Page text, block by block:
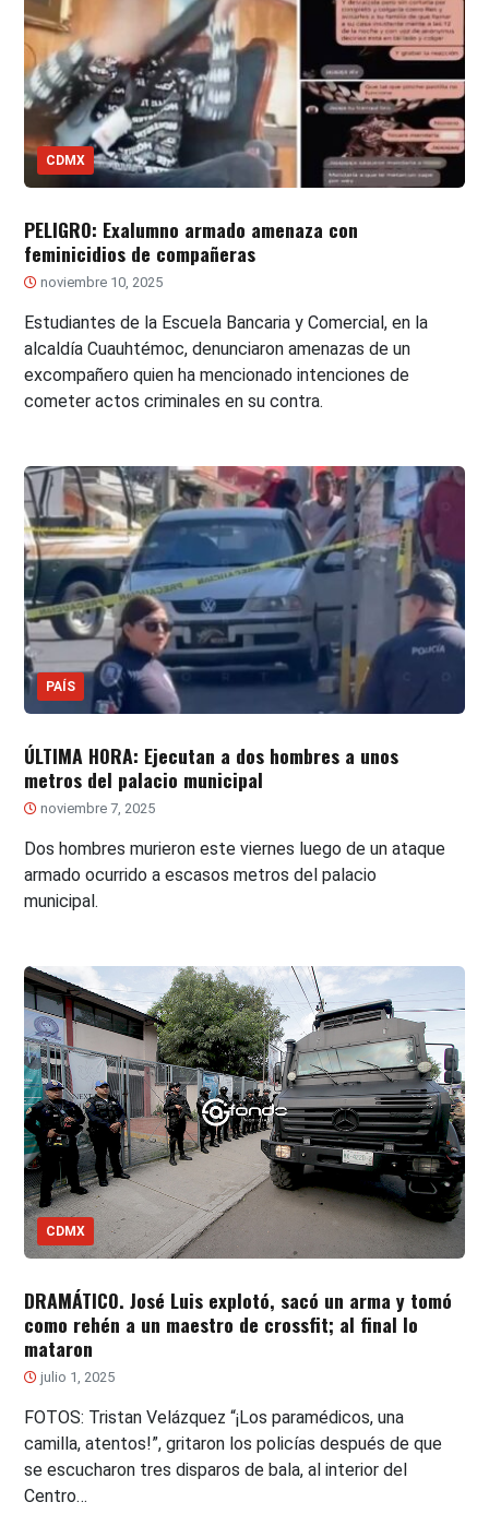
CDMX
PELIGRO: Exalumno armado amenaza con
feminicidios de compañeras
noviembre 10, 2025
Estudiantes de la Escuela Bancaria y Comercial, en la
alcaldía Cuauhtémoc, denunciaron amenazas de un
excompañero quien ha mencionado intenciones de
cometer actos criminales en su contra.
PAÍS
ÚLTIMA HORA: Ejecutan a dos hombres a unos
metros del palacio municipal
noviembre 7, 2025
Dos hombres murieron este viernes luego de un ataque
armado ocurrido a escasos metros del palacio
municipal.
CDMX
DRAMÁTICO. José Luis explotó, sacó un arma y tomó
como rehén a un maestro de crossfit; al final lo
mataron
julio 1, 2025
FOTOS: Tristan Velázquez “¡Los paramédicos, una
camilla, atentos!”, gritaron los policías después de que
se escucharon tres disparos de bala, al interior del
Centro…